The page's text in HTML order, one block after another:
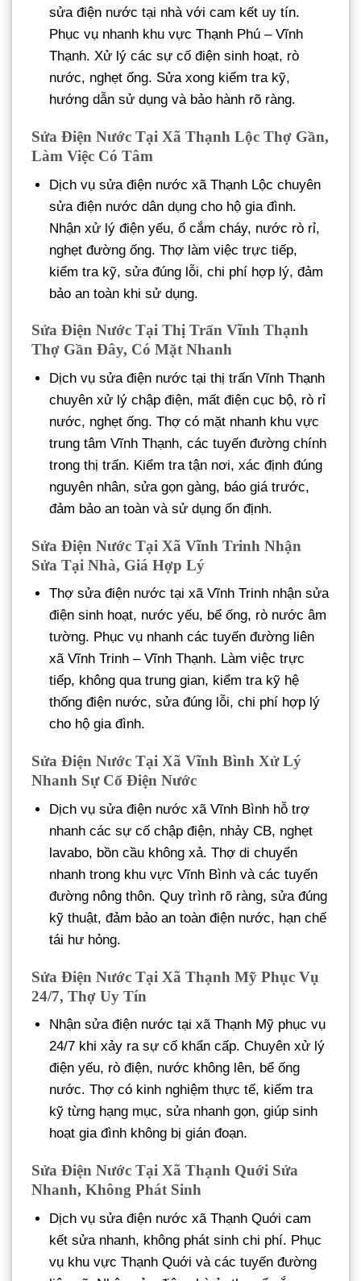
sửa điện nước tại nhà với cam kết uy tín.
Phục vụ nhanh khu vực Thạnh Phú – Vĩnh
Thạnh. Xử lý các sự cố điện sinh hoạt, rò
nước, nghẹt ống. Sửa xong kiểm tra kỹ,
hướng dẫn sử dụng và bảo hành rõ ràng.
Sửa Điện Nước Tại Xã Thạnh Lộc Thợ Gần,
Làm Việc Có Tâm
Dịch vụ sửa điện nước xã Thạnh Lộc chuyên
sửa điện nước dân dụng cho hộ gia đình.
Nhận xử lý điện yếu, ổ cắm cháy, nước rò rỉ,
nghẹt đường ống. Thợ làm việc trực tiếp,
kiểm tra kỹ, sửa đúng lỗi, chi phí hợp lý, đảm
bảo an toàn khi sử dụng.
Sửa Điện Nước Tại Thị Trấn Vĩnh Thạnh
Thợ Gần Đây, Có Mặt Nhanh
Dịch vụ sửa điện nước tại thị trấn Vĩnh Thạnh
chuyên xử lý chập điện, mất điện cục bộ, rò rỉ
nước, nghẹt ống. Thợ có mặt nhanh khu vực
trung tâm Vĩnh Thạnh, các tuyến đường chính
trong thị trấn. Kiểm tra tận nơi, xác định đúng
nguyên nhân, sửa gọn gàng, báo giá trước,
đảm bảo an toàn và sử dụng ổn định.
Sửa Điện Nước Tại Xã Vĩnh Trinh Nhận
Sửa Tại Nhà, Giá Hợp Lý
Thợ sửa điện nước tại xã Vĩnh Trinh nhận sửa
điện sinh hoạt, nước yếu, bể ống, rò nước âm
tường. Phục vụ nhanh các tuyến đường liên
xã Vĩnh Trinh – Vĩnh Thạnh. Làm việc trực
tiếp, không qua trung gian, kiểm tra kỹ hệ
thống điện nước, sửa đúng lỗi, chi phí hợp lý
cho hộ gia đình.
Sửa Điện Nước Tại Xã Vĩnh Bình Xử Lý
Nhanh Sự Cố Điện Nước
Dịch vụ sửa điện nước xã Vĩnh Bình hỗ trợ
nhanh các sự cố chập điện, nhảy CB, nghẹt
lavabo, bồn cầu không xả. Thợ di chuyển
nhanh trong khu vực Vĩnh Bình và các tuyến
đường nông thôn. Quy trình rõ ràng, sửa đúng
kỹ thuật, đảm bảo an toàn điện nước, hạn chế
tái hư hỏng.
Sửa Điện Nước Tại Xã Thạnh Mỹ Phục Vụ
24/7, Thợ Uy Tín
Nhận sửa điện nước tại xã Thạnh Mỹ phục vụ
24/7 khi xảy ra sự cố khẩn cấp. Chuyên xử lý
điện yếu, rò điện, nước không lên, bể ống
nước. Thợ có kinh nghiệm thực tế, kiểm tra
kỹ từng hạng mục, sửa nhanh gọn, giúp sinh
hoạt gia đình không bị gián đoạn.
Sửa Điện Nước Tại Xã Thạnh Quới Sửa
Nhanh, Không Phát Sinh
Dịch vụ sửa điện nước xã Thạnh Quới cam
kết sửa nhanh, không phát sinh chi phí. Phục
vụ khu vực Thạnh Quới và các tuyến đường